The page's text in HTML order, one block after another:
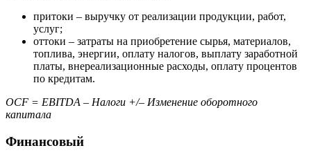
притоки – выручку от реализации продукции, работ,
услуг;
оттоки – затраты на приобретение сырья, материалов,
топлива, энергии, оплату налогов, выплату заработной
платы, внереализационные расходы, оплату процентов
по кредитам.
OCF = EBITDA – Налоги +/– Изменение оборотного
капитала
Финансовый